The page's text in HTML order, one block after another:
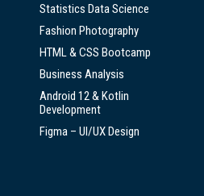
Statistics Data Science
Fashion Photography
HTML & CSS Bootcamp
Business Analysis
Android 12 & Kotlin
Development
Figma – UI/UX Design